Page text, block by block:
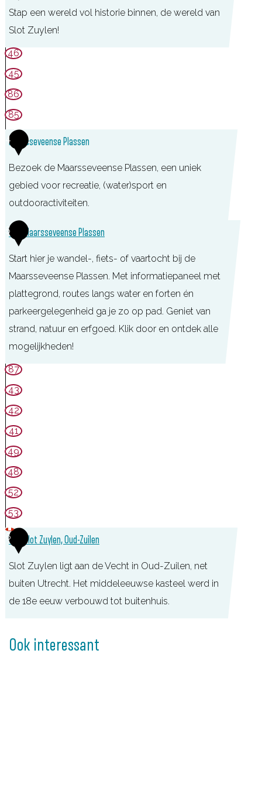
e
K
l
o
p
Stap een wereld vol historie binnen, de wereld van
Slot Zuylen!
S
l
o
Z
u
l
e
n
46
45
86
85
4Maarsseveense Plassen
Bezoek de Maarsseveense Plassen, een uniek
gebied voor recreatie, (water)sport en
outdooractiviteiten.
5TOP Maarsseveense Plassen
Start hier je wandel-, fiets- of vaartocht bij de
Maarsseveense Plassen. Met informatiepaneel met
plattegrond, routes langs water en forten én
parkeergelegenheid ga je zo op pad. Geniet van
strand, natuur en erfgoed. Klik door en ontdek alle
mogelijkheden!
T
O
P
a
a
r
s
s
e
v
e
e
n
P
87
43
42
41
49
48
52
53
6TOP Slot Zuylen, Oud-Zuilen
Slot Zuylen ligt aan de Vecht in Oud-Zuilen, net
buiten Utrecht. Het middeleeuwse kasteel werd in
de 18e eeuw verbouwd tot buitenhuis.
O
Ook interessant